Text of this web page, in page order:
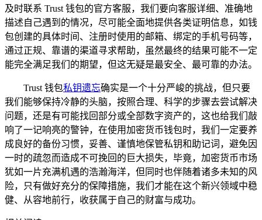
及时联系 Trust 钱包的官方客服，我们要向客服详细、准确地
描述自己遇到的情况，尽可能全面地提供各类证明信息，如钱
包创建的具体时间、注册时使用的邮箱、绑定的手机号码等，
通过正规、靠谱的渠道寻求帮助，虽然最终的结果可能不一定
能完全满足我们的期望，但这无疑是最安全、最可靠的办法。
Trust 钱包私钥遗忘确实是一个十分严峻的挑战，但只要
我们能够保持冷静的头脑，按照合理、科学的步骤去尝试解决
问题，还是有可能找回部分或全部数字资产的，这也给我们敲
响了一记响亮的警钟，在使用加密货币钱包时，我们一定要养
成良好的备份习惯，妥善、谨慎地保管私钥和助记词，避免因
一时的疏忽而造成不可挽回的巨大损失，毕竟，加密货币市场
犹如一片充满机遇的浩瀚海洋，但同时也伴随着诸多未知的风
险，只有做好充分的保障措施，我们才能在这个新兴领域中稳
健、从容地前行，收获属于自己的财富与成功。